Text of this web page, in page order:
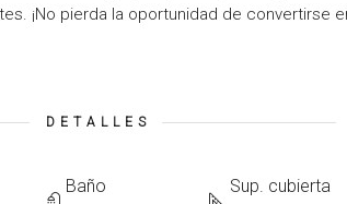
¡No pierda la oportunidad de convertirse
DETALLES
Baño
Sup. cubierta